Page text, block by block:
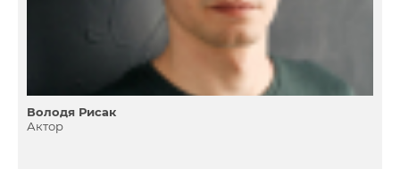
Володя Рисак
Актор